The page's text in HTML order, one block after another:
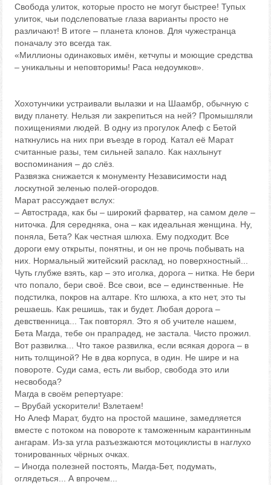
Свобода улиток, которые просто не могут быстрее! Тупых
улиток, чьи подслеповатые глаза варианты просто не
различают! В итоге – планета клонов. Для чужестранца
поначалу это всегда так.
«Миллионы одинаковых имён, кетчупы и моющие средства
– уникальны и неповторимы! Раса недоумков».
Хохотунчики устраивали вылазки и на Шаамбр, обычную с
виду планету. Нельзя ли закрепиться на ней? Промышляли
похищениями людей. В одну из прогулок Алеф с Бетой
наткнулись на них при въезде в город. Катал её Марат
считанные разы, тем сильней запало. Как нахлынут
воспоминания – до слёз.
Развязка снижается к монументу Независимости над
лоскутной зеленью полей-огородов.
Марат рассуждает вслух:
– Автострада, как бы – широкий фарватер, на самом деле –
ниточка. Для середняка, она – как идеальная женщина. Ну,
поняла, Бета? Как честная шлюха. Ему подходит. Все
дороги ему открыты, понятны, и он не прочь побывать на
них. Нормальный житейский расклад, но поверхностный...
Чуть глубже взять, кар – это иголка, дорога – нитка. Не бери
что попало, бери своё. Все свои, все – единственные. Не
подстилка, покров на алтаре. Кто шлюха, а кто нет, это ты
решаешь. Как решишь, так и будет. Любая дорога –
девственница... Так повторял. Это я об учителе нашем,
Бета Магда, тебе он прапрадед, не застала. Чисто прожил.
Вот развилка... Что такое развилка, если всякая дорога – в
нить толщиной? Не в два корпуса, в один. Не шире и на
повороте. Суди сама, есть ли выбор, свобода это или
несвобода?
Магда в своём репертуаре:
– Врубай ускорители! Взлетаем!
Но Алеф Марат, будто на простой машине, замедляется
вместе с потоком на повороте к таможенным карантинным
ангарам. Из-за угла разъезжаются мотоциклисты в наглухо
тонированных чёрных очках.
– Иногда полезней постоять, Магда-Бет, подумать,
оглядеться... А впрочем...